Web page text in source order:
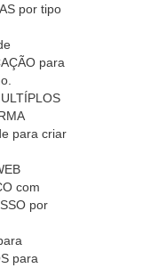
por tipo
para
para criar
com
por
para